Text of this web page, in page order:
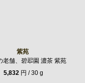
紫苑
老舗、碧翆園 濃茶 紫苑
5,832円 / 30 g